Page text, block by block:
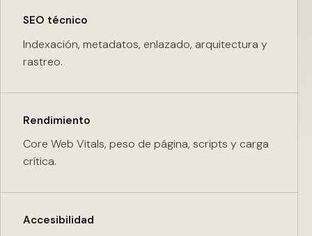
SEO técnico
Indexación, metadatos, enlazado, arquitectura y
rastreo.
Rendimiento
Core Web Vitals, peso de página, scripts y carga
crítica.
Accesibilidad